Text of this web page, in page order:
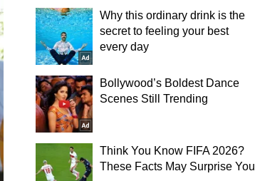
Why this ordinary drink is the
secret to feeling your best
every day
Bollywood’s Boldest Dance
Scenes Still Trending
Think You Know FIFA 2026?
These Facts May Surprise You